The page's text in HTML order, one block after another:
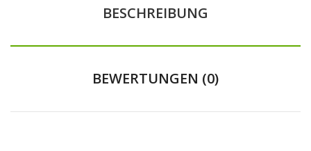
BESCHREIBUNG
BEWERTUNGEN (0)